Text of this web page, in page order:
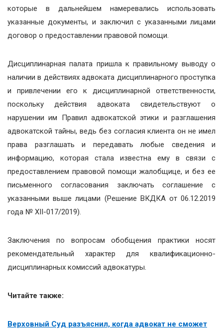
которые в дальнейшем намеревались использовать
указанные документы, и заключил с указанными лицами
договор о предоставлении правовой помощи.
Дисциплинарная палата пришла к правильному выводу о
наличии в действиях адвоката дисциплинарного проступка
и привлечении его к дисциплинарной ответственности,
поскольку действия адвоката свидетельствуют о
нарушении им Правил адвокатской этики и разглашения
адвокатской тайны, ведь без согласия клиента он не имел
права разглашать и передавать любые сведения и
информацию, которая стала известна ему в связи с
предоставлением правовой помощи жалобщице, и без ее
письменного согласования заключать соглашение с
указанными выше лицами (Решение ВКДКА от 06.12.2019
года № XII-017/2019).
Заключения по вопросам обобщения практики носят
рекомендательный характер для квалификационно-
дисциплинарных комиссий адвокатуры.
Читайте также:
Верховный Суд разъяснил, когда адвокат не сможет